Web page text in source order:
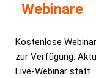
Webinare
Kostenlose
zur Verfügung.
Live-Webinar statt.